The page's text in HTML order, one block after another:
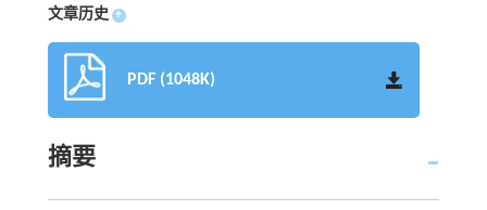
文章历史 +
PDF (1048K)
摘要